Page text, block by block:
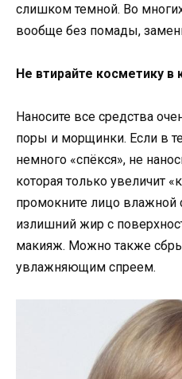
слишком темной. Во
вообще без помады,
Не втирайте косметику в
Наносите все средства
поры и морщинки. Если в
немного «спёкся», не
которая только увеличит
промокните лицо влажной
излишний жир с
макияж. Можно также
увлажняющим спреем.